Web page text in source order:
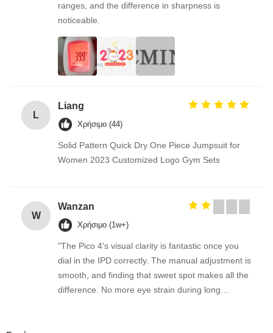
ranges, and the difference in sharpness is
noticeable.
L
Liang
Χρήσιμο (44)
Solid Pattern Quick Dry One Piece Jumpsuit for
Women 2023 Customized Logo Gym Sets
W
Wanzan
Χρήσιμο (1w+)
"The Pico 4's visual clarity is fantastic once you
dial in the IPD correctly. The manual adjustment is
smooth, and finding that sweet spot makes all the
difference. No more eye strain during long